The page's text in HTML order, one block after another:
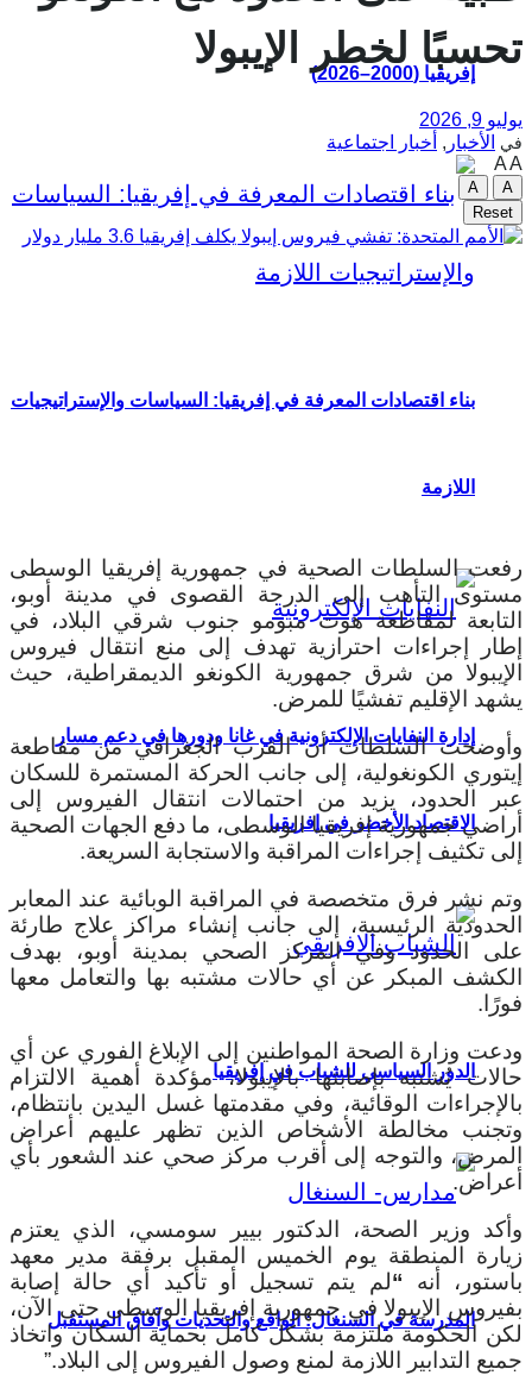
إفريقيا (2000–2026)
بناء اقتصادات المعرفة في إفريقيا: السياسات والإستراتيجيات
اللازمة
إدارة النفايات الإلكترونية في غانا ودورها في دعم مسار
الاقتصاد الأخضر في إفريقيا
الدور السياسي للشباب في إفريقيا
المدرسة في السنغال: الواقع والتحديات وآفاق المستقبل
تحسبًا لخطر الإيبولا
يوليو 9, 2026
في الأخبار , أخبار اجتماعية
AA
A
A
Reset
رفعت السلطات الصحية في جمهورية إفريقيا الوسطى
مستوى التأهب إلى الدرجة القصوى في مدينة أوبو،
التابعة لمقاطعة هوت مبومو جنوب شرقي البلاد، في
إطار إجراءات احترازية تهدف إلى منع انتقال فيروس
الإيبولا من شرق جمهورية الكونغو الديمقراطية، حيث
يشهد الإقليم تفشيًا للمرض.
وأوضحت السلطات أن القرب الجغرافي من مقاطعة
إيتوري الكونغولية، إلى جانب الحركة المستمرة للسكان
عبر الحدود، يزيد من احتمالات انتقال الفيروس إلى
أراضي جمهورية إفريقيا الوسطى، ما دفع الجهات الصحية
إلى تكثيف إجراءات المراقبة والاستجابة السريعة.
وتم نشر فرق متخصصة في المراقبة الوبائية عند المعابر
الحدودية الرئيسية، إلى جانب إنشاء مراكز علاج طارئة
على الحدود وفي المركز الصحي بمدينة أوبو، بهدف
الكشف المبكر عن أي حالات مشتبه بها والتعامل معها
فورًا.
ودعت وزارة الصحة المواطنين إلى الإبلاغ الفوري عن أي
حالات يُشتبه بإصابتها بالإيبولا، مؤكدة أهمية الالتزام
بالإجراءات الوقائية، وفي مقدمتها غسل اليدين بانتظام،
وتجنب مخالطة الأشخاص الذين تظهر عليهم أعراض
المرض، والتوجه إلى أقرب مركز صحي عند الشعور بأي
أعراض.
وأكد وزير الصحة، الدكتور بيير سومسي، الذي يعتزم
زيارة المنطقة يوم الخميس المقبل برفقة مدير معهد
باستور، أنه “لم يتم تسجيل أو تأكيد أي حالة إصابة
بفيروس الإيبولا في جمهورية إفريقيا الوسطى حتى الآن،
لكن الحكومة ملتزمة بشكل كامل بحماية السكان واتخاذ
جميع التدابير اللازمة لمنع وصول الفيروس إلى البلاد.”